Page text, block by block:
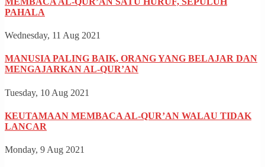
PAHALA
Wednesday, 11 Aug 2021
MANUSIA PALING BAIK, ORANG YANG BELAJAR DAN
MENGAJARKAN AL-QUR’AN
Tuesday, 10 Aug 2021
KEUTAMAAN MEMBACA AL-QUR’AN WALAU TIDAK
LANCAR
Monday, 9 Aug 2021